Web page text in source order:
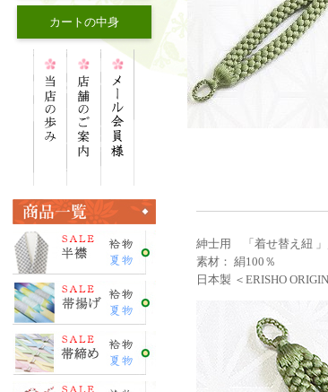
カートの中身
紳士用 「着せ替え紐 」
素材： 絹100％
日本製 ＜ERISHO